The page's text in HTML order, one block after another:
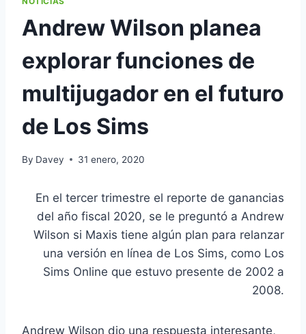
Andrew Wilson planea
explorar funciones de
multijugador en el futuro
de Los Sims
By Davey 31 enero, 2020
En el tercer trimestre el reporte de ganancias
del año fiscal 2020, se le preguntó a Andrew
Wilson si Maxis tiene algún plan para relanzar
una versión en línea de Los Sims, como Los
Sims Online que estuvo presente de 2002 a
2008.
Andrew Wilson dio una respuesta interesante,